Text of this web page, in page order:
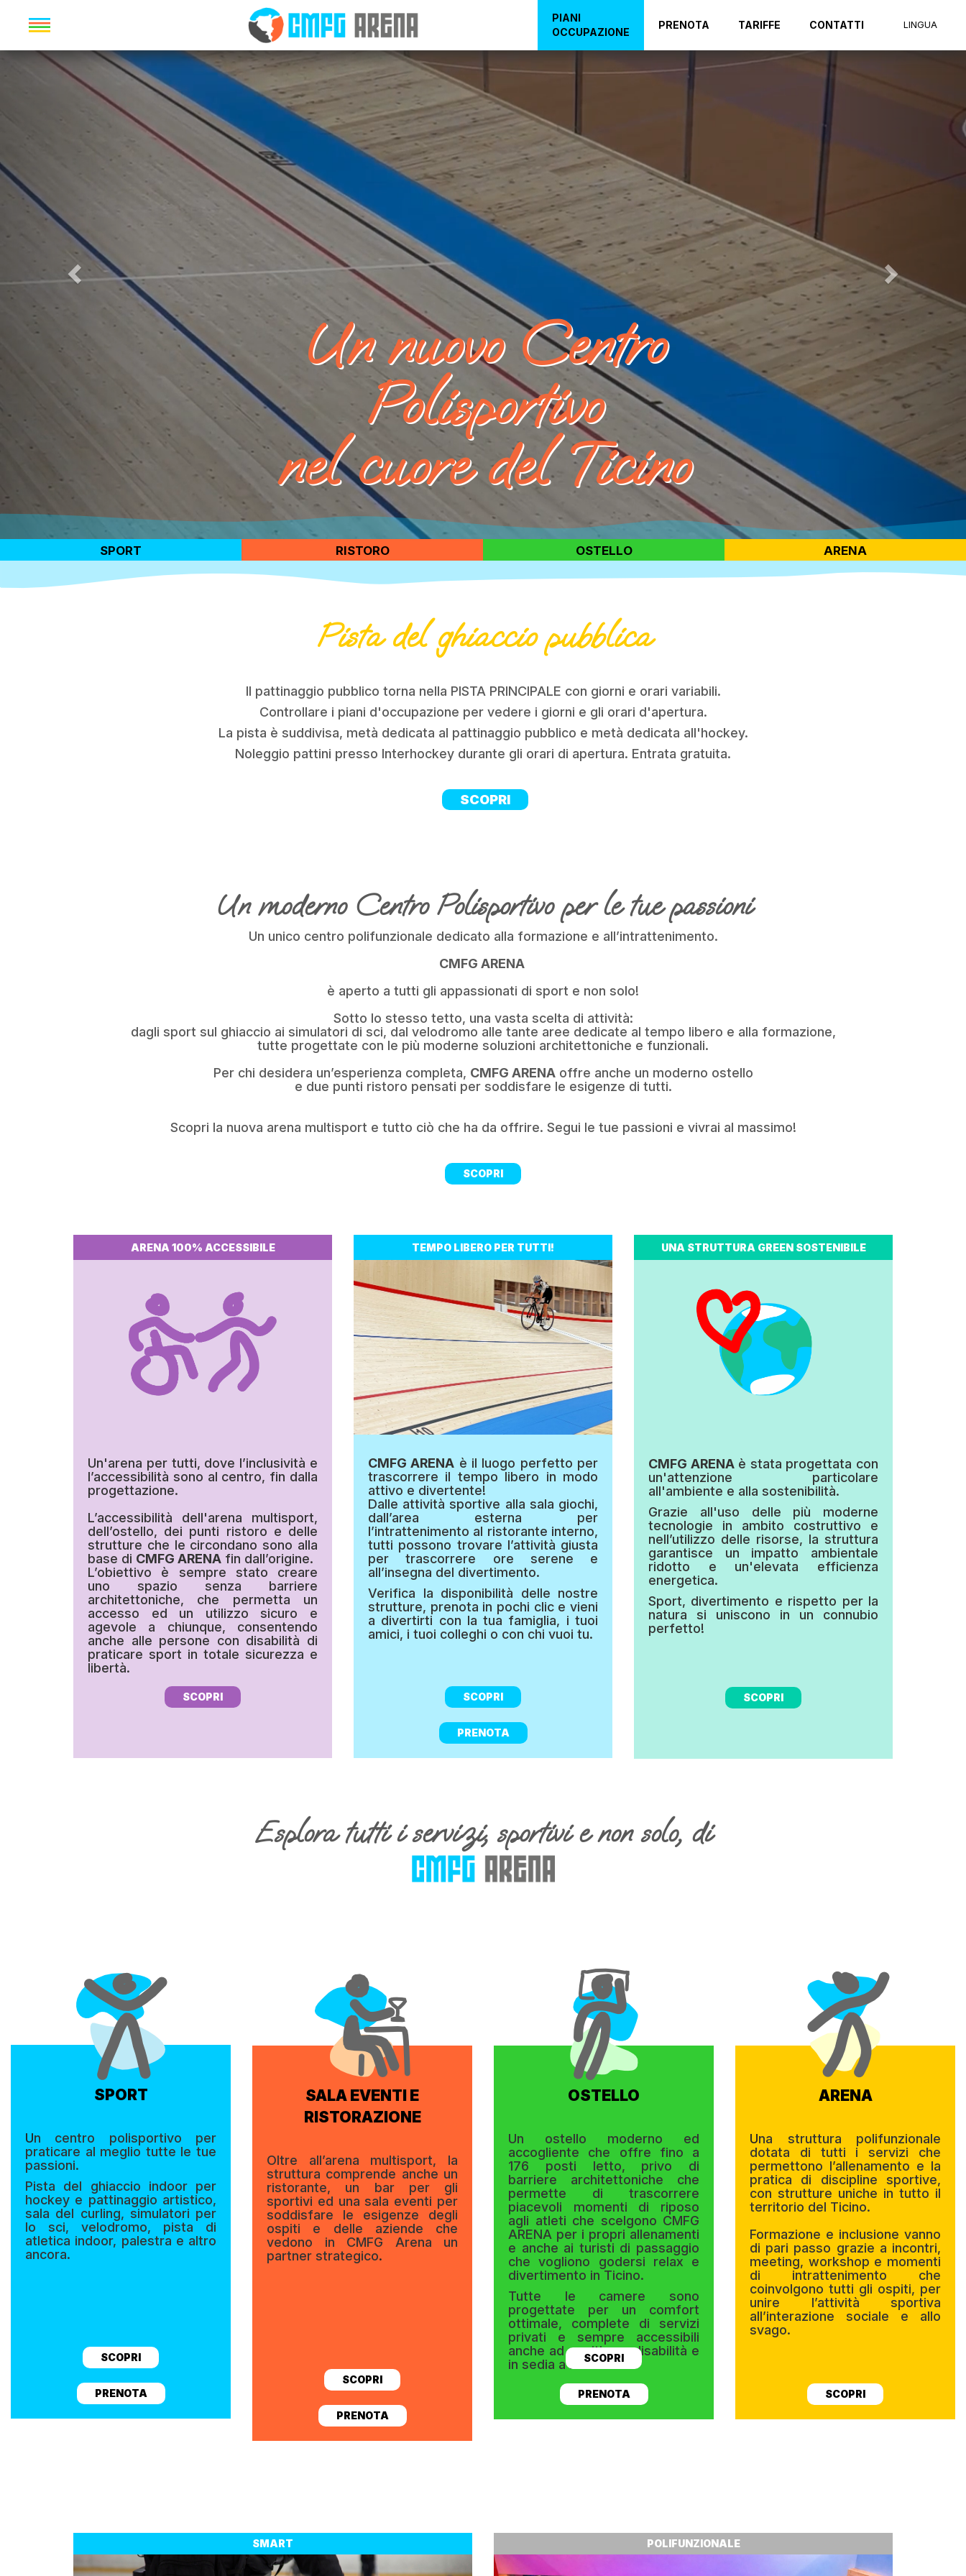
PIANI
OCCUPAZIONE
PRENOTA TARIFFE CONTATTI LINGUA
Un nuovo Centro
Polisportivo
nel cuore del Ticino
SPORT RISTORO OSTELLO ARENA
Pista del ghiaccio pubblica
Il pattinaggio pubblico torna nella PISTA PRINCIPALE con giorni e orari variabili.
Controllare i piani d'occupazione per vedere i giorni e gli orari d'apertura.
La pista è suddivisa, metà dedicata al pattinaggio pubblico e metà dedicata all'hockey.
Noleggio pattini presso Interhockey durante gli orari di apertura. Entrata gratuita.
SCOPRI
Un moderno Centro Polisportivo per le tue passioni
Un unico centro polifunzionale dedicato alla formazione e all’intrattenimento.
CMFG ARENA
è aperto a tutti gli appassionati di sport e non solo!
Sotto lo stesso tetto, una vasta scelta di attività:
dagli sport sul ghiaccio ai simulatori di sci, dal velodromo alle tante aree dedicate al tempo libero e alla formazione,
tutte progettate con le più moderne soluzioni architettoniche e funzionali.
Per chi desidera un’esperienza completa, CMFG ARENAoffre anche un moderno ostello
e due punti ristoro pensati per soddisfare le esigenze di tutti.
Scopri la nuova arena multisport e tutto ciò che ha da offrire. Segui le tue passioni e vivrai al massimo!
SCOPRI
ARENA 100% ACCESSIBILE
Un'arena per tutti, dove l’inclusività e
l’accessibilità sono al centro, fin dalla
progettazione.
L’accessibilità dell'arena multisport,
dell’ostello, dei punti ristoro e delle
strutture che le circondano sono alla
base di CMFG ARENA fin dall’origine.
L’obiettivo è sempre stato creare
uno spazio senza barriere
architettoniche, che permetta un
accesso ed un utilizzo sicuro e
agevole a chiunque, consentendo
anche alle persone con disabilità di
praticare sport in totale sicurezza e
libertà.
SCOPRI
TEMPO LIBERO PER TUTTI!
CMFG ARENA è il luogo perfetto per
trascorrere il tempo libero in modo
attivo e divertente!
Dalle attività sportive alla sala giochi,
dall’area esterna per
l’intrattenimento al ristorante interno,
tutti possono trovare l’attività giusta
per trascorrere ore serene e
all’insegna del divertimento.
Verifica la disponibilità delle nostre
strutture, prenota in pochi clic e vieni
a divertirti con la tua famiglia, i tuoi
amici, i tuoi colleghi o con chi vuoi tu.
SCOPRI
PRENOTA
UNA STRUTTURA GREEN SOSTENIBILE
CMFG ARENAè stata progettata con
un'attenzione particolare
all'ambiente e alla sostenibilità.
Grazie all'uso delle più moderne
tecnologie in ambito costruttivo e
nell’utilizzo delle risorse, la struttura
garantisce un impatto ambientale
ridotto e un'elevata efficienza
energetica.
Sport, divertimento e rispetto per la
natura si uniscono in un connubio
perfetto!
SCOPRI
Esplora tutti i servizi, sportivi e non solo, di
SPORT
Un centro polisportivo per
praticare al meglio tutte le tue
passioni.
Pista del ghiaccio indoor per
hockey e pattinaggio artistico,
sala del curling, simulatori per
lo sci, velodromo, pista di
atletica indoor, palestra e altro
ancora.
SCOPRI
PRENOTA
SALA EVENTI E
RISTORAZIONE
Oltre all’arena multisport, la
struttura comprende anche un
ristorante, un bar per gli
sportivi ed una sala eventi per
soddisfare le esigenze degli
ospiti e delle aziende che
vedono in CMFG Arena un
partner strategico.
SCOPRI
PRENOTA
OSTELLO
Un ostello moderno ed
accogliente che offre fino a
176 posti letto, privo di
barriere architettoniche che
permette di trascorrere
piacevoli momenti di riposo
agli atleti che scelgono CMFG
ARENA per i propri allenamenti
e anche ai turisti di passaggio
che vogliono godersi relax e
divertimento in Ticino.
Tutte le camere sono
progettate per un comfort
ottimale, complete di servizi
privati e sempre accessibili
anche ad ospiti con disabilità e
in sedia a rotelle.
SCOPRI
PRENOTA
ARENA
Una struttura polifunzionale
dotata di tutti i servizi che
permettono l’allenamento e la
pratica di discipline sportive,
con strutture uniche in tutto il
territorio del Ticino.
Formazione e inclusione vanno
di pari passo grazie a incontri,
meeting, workshop e momenti
di intrattenimento che
coinvolgono tutti gli ospiti, per
unire l’attività sportiva
all’interazione sociale e allo
svago.
SCOPRI
SMART POLIFUNZIONALE